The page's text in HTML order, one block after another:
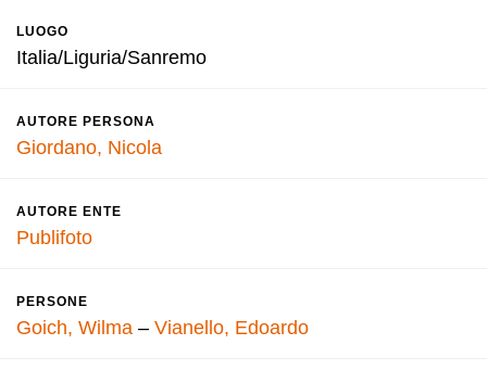
LUOGO
Italia/Liguria/Sanremo
AUTORE PERSONA
Giordano, Nicola
AUTORE ENTE
Publifoto
PERSONE
Goich, Wilma – Vianello, Edoardo